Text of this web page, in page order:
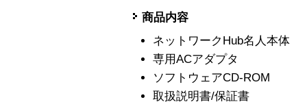
商品内容
ネットワークHub名人本体
専用ACアダプタ
ソフトウェアCD-ROM
取扱説明書/保証書